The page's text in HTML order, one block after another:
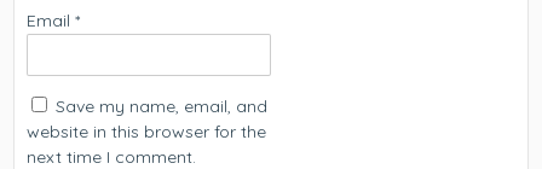
Email*
Save my name, email, and
website in this browser for the
next time I comment.